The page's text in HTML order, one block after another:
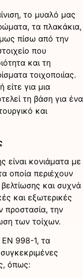
το μυαλό μας
τα πλακάκια,
πίσω από την
που
και τη
τοιχοποιίας.
είτε για μια
τη βάση για ένα
και
είναι κονιάματα με
οποία περιέχουν
και συχνά
και εξωτερικές
προστασία, την
των τοίχων.
998-1, τα
όπως: